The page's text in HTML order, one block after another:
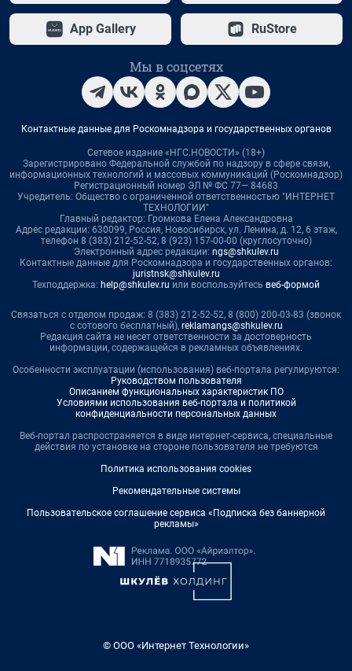
App Gallery RuStore
Мы в соцсетях
Контактные данные для Роскомнадзора и государственных органов
Сетевое издание «НГС.НОВОСТИ» (18+)
Зарегистрировано Федеральной службой по надзору в сфере связи,
информационных технологий и массовых коммуникаций (Роскомнадзор)
Регистрационный номер ЭЛ № ФС 77— 84683
Учредитель: Общество с ограниченной ответственностью "ИНТЕРНЕТ
ТЕХНОЛОГИИ"
Главный редактор: Громкова Елена Александровна
Адрес редакции: 630099, Россия, Новосибирск, ул. Ленина, д. 12, 6 этаж,
телефон 8 (383) 212-52-52, 8 (923) 157-00-00 (круглосуточно)
Электронный адрес редакции: ngs@shkulev.ru
Контактные данные для Роскомнадзора и государственных органов:
juristnsk@shkulev.ru
Техподдержка: help@shkulev.ru или воспользуйтесь веб-формой
Связаться с отделом продаж: 8 (383) 212-52-52, 8 (800) 200-03-83 (звонок
с сотового бесплатный), reklamangs@shkulev.ru
Редакция сайта не несет ответственности за достоверность
информации, содержащейся в рекламных объявлениях.
Особенности эксплуатации (использования) веб-портала регулируются:
Руководством пользователя
Описанием функциональных характеристик ПО
Условиями использования веб-портала и политикой
конфиденциальности персональных данных
Веб-портал распространяется в виде интернет-сервиса, специальные
действия по установке на стороне пользователя не требуются
Политика использования cookies
Рекомендательные системы
Пользовательское соглашение сервиса «Подписка без баннерной
рекламы»
© ООО «Интернет Технологии»